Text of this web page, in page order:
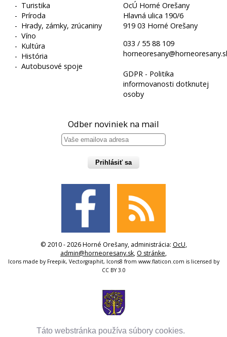
Táto webstránka používa súbory cookies.
- Turistika
- Príroda
- Hrady, zámky, zrúcaniny
-Víno
- Kultúra
- História
-Autobusové spoje
OcÚ Horné Orešany
Hlavná ulica 190/6
919 03 Horné Orešany
033 / 55 88 109
GDPR - Politika
informovanosti dotknutej
osoby
Odber noviniek na mail
Prihlásiť sa
© 2010 - 2026 Horné Orešany, administrácia: OcU,
admin@horneoresany.sk, O stránke,
Icons made by Freepik, Vectorgraphit, Icons8 from www.flaticon.com is licensed by
CC BY 3.0